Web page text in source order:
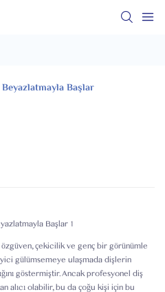
Başlar
çekicilik ve genç bir görünümle
gülümsemeye ulaşmada dişlerin
göstermiştir. Ancak profesyonel diş
alıcı olabilir, bu da çoğu kişi için bu